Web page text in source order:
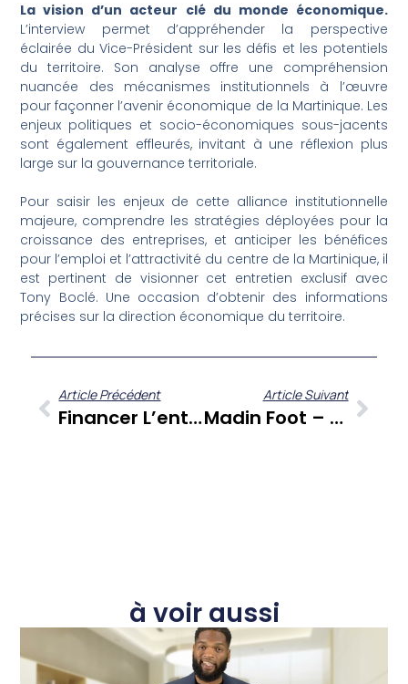
La vision d’un acteur clé du monde économique.
L’interview permet d’appréhender la perspective
éclairée du Vice-Président sur les défis et les potentiels
du territoire. Son analyse offre une compréhension
nuancée des mécanismes institutionnels à l’œuvre
pour façonner l’avenir économique de la Martinique. Les
enjeux politiques et socio-économiques sous-jacents
sont également effleurés, invitant à une réflexion plus
large sur la gouvernance territoriale.
Pour saisir les enjeux de cette alliance institutionnelle
majeure, comprendre les stratégies déployées pour la
croissance des entreprises, et anticiper les bénéfices
pour l’emploi et l’attractivité du centre de la Martinique, il
est pertinent de visionner cet entretien exclusif avec
Tony Boclé. Une occasion d’obtenir des informations
précises sur la direction économique du territoire.
Article Précédent
Financer L’entrepreneuriat En Martinique : Décryptage Des Défis Et Opportunités
Article Suivant
Madin Foot – Épisode 38 : Le Choc Club Franciscain-Golden Lion Et L’émergence De Nouveaux Talents
à voir aussi